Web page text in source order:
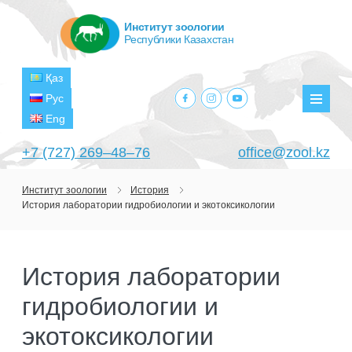
+7 (727) 269‒48‒76 office@zool.kz
Қаз
Рус
Eng
facebook.com
instagram.com
youtube.com
Институт зоологии
Республики Казахстан
ГЛАВНАЯ
ЦЕЛИ И ЗАДАЧИ
РУКОВОДСТВО
СТРУКТУРА
ПОДРАЗДЕЛЕНИЯ
ЛАБОРАТОРИИ
ЛАБОРАТОРИЯ ТЕРИОЛОГИИ
НАУЧНО-ИССЛЕДОВАТЕЛЬСКИЕ
ПРОЕКТЫ
ТЕКУЩИЕ ПРОЕКТЫ
Институт зоологии
История
История лаборатории гидробиологии и экотоксикологии
История лаборатории
гидробиологии и
экотоксикологии